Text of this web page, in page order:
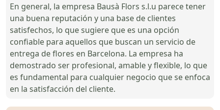
En general, la empresa Bausà Flors s.l.u parece tener
una buena reputación y una base de clientes
satisfechos, lo que sugiere que es una opción
confiable para aquellos que buscan un servicio de
entrega de flores en Barcelona. La empresa ha
demostrado ser profesional, amable y flexible, lo que
es fundamental para cualquier negocio que se enfoca
en la satisfacción del cliente.